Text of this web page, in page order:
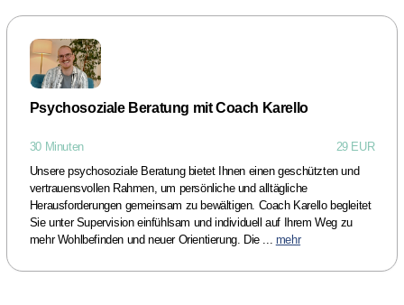
Psychosoziale Beratung mit Coach Karello
30 Minuten
29 EUR
Unsere psychosoziale Beratung bietet Ihnen einen geschützten und
vertrauensvollen Rahmen, um persönliche und alltägliche
Herausforderungen gemeinsam zu bewältigen. Coach Karello begleitet
Sie unter Supervision einfühlsam und individuell auf Ihrem Weg zu
mehr Wohlbefinden und neuer Orientierung. Die ... mehr